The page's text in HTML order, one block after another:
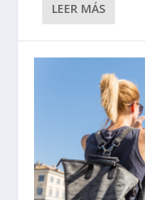
LEER MÁS